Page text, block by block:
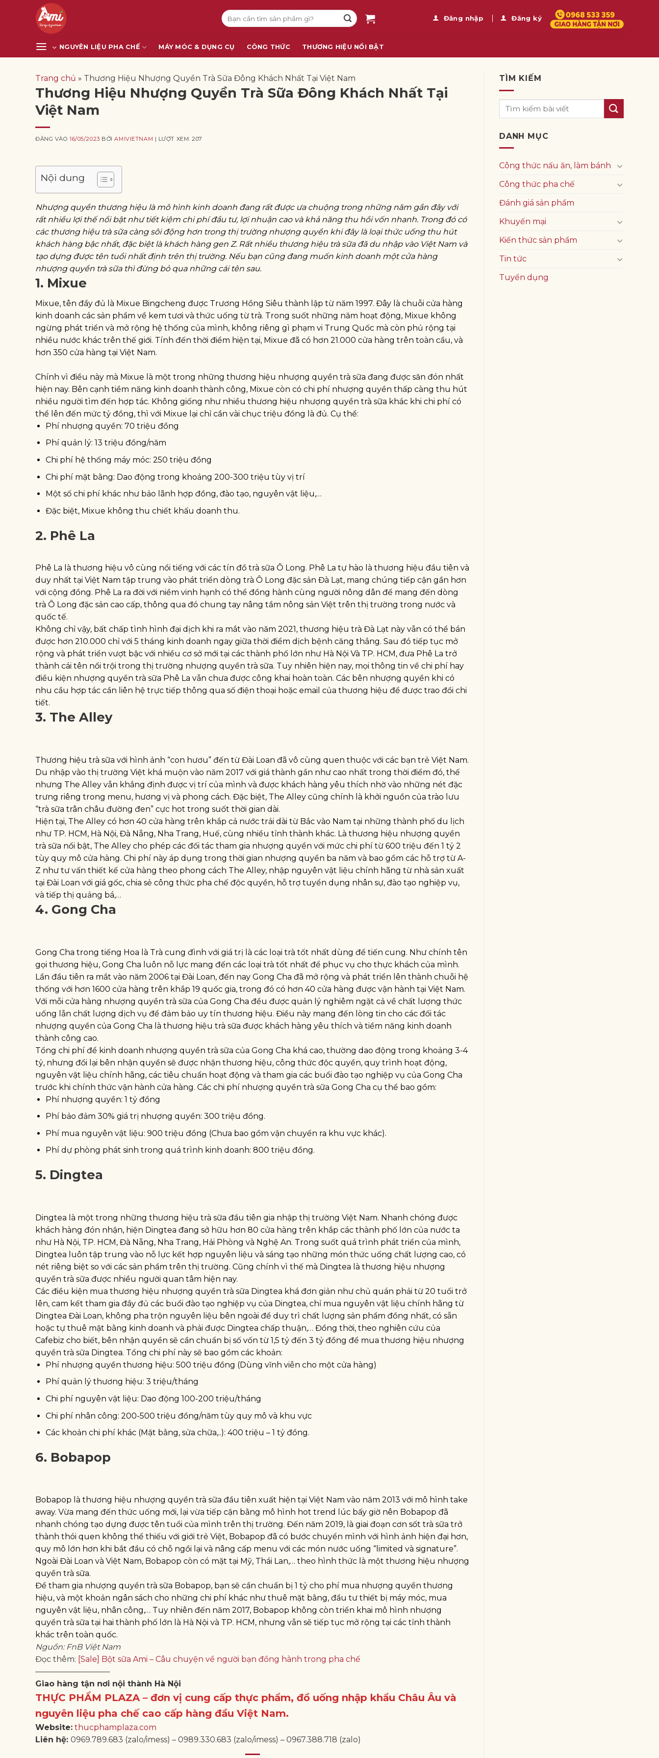
Tìm
kiếm:
Đăng nhập Đăng ký
NGUYÊN LIỆU PHA CHẾ MÁY MÓC & DỤNG CỤ CÔNG THỨC THƯƠNG HIỆU NỔI BẬT
Trang chủ » Thương Hiệu Nhượng Quyền Trà Sữa Đông Khách Nhất Tại Việt Nam
Thương Hiệu Nhượng Quyền Trà Sữa Đông Khách Nhất Tại
Việt Nam
ĐĂNG VÀO16/05/2023 BỞIAMIVIETNAM | LƯỢT XEM: 207
Nội dung
Nhượng quyền thương hiệu là mô hình kinh doanh đang rất được ưa chuộng trong những năm gần đây với
rất nhiều lợi thế nổi bật như tiết kiệm chi phí đầu tư, lợi nhuận cao và khả năng thu hồi vốn nhanh. Trong đó có
các thương hiệu trà sữa càng sôi động hơn trong thị trường nhượng quyền khi đây là loại thức uống thu hút
khách hàng bậc nhất, đặc biệt là khách hàng gen Z. Rất nhiều thương hiệu trà sữa đã du nhập vào Việt Nam và
tạo dựng được tên tuổi nhất định trên thị trường. Nếu bạn cũng đang muốn kinh doanh một cửa hàng
nhượng quyền trà sữa thì đừng bỏ qua những cái tên sau.
1. Mixue
Mixue, tên đầy đủ là Mixue Bingcheng được Trương Hồng Siêu thành lập từ năm 1997. Đây là chuỗi cửa hàng
kinh doanh các sản phẩm về kem tươi và thức uống từ trà. Trong suốt những năm hoạt động, Mixue không
ngừng phát triển và mở rộng hệ thống của mình, không riêng gì phạm vi Trung Quốc mà còn phủ rộng tại
nhiều nước khác trên thế giới. Tính đến thời điểm hiện tại, Mixue đã có hơn 21.000 cửa hàng trên toàn cầu, và
hơn 350 cửa hàng tại Việt Nam.
Chính vì điều này mà Mixue là một trong những thương hiệu nhượng quyền trà sữa đang được săn đón nhất
hiện nay. Bên cạnh tiềm năng kinh doanh thành công, Mixue còn có chi phí nhượng quyền thấp càng thu hút
nhiều người tìm đến hợp tác. Không giống như nhiều thương hiệu nhượng quyền trà sữa khác khi chi phí có
thể lên đến mức tỷ đồng, thì với Mixue lại chỉ cần vài chục triệu đồng là đủ. Cụ thể:
Phí nhượng quyền: 70 triệu đồng
Phí quản lý: 13 triệu đồng/năm
Chi phí hệ thống máy móc: 250 triệu đồng
Chi phí mặt bằng: Dao động trong khoảng 200-300 triệu tùy vị trí
Một số chi phí khác như bảo lãnh hợp đồng, đào tạo, nguyên vật liệu,…
Đặc biệt, Mixue không thu chiết khấu doanh thu.
2. Phê La
Phê La là thương hiệu vô cùng nổi tiếng với các tín đồ trà sữa Ô Long. Phê La tự hào là thương hiệu đầu tiên và
duy nhất tại Việt Nam tập trung vào phát triển dòng trà Ô Long đặc sản Đà Lạt, mang chúng tiếp cận gần hơn
với cộng đồng. Phê La ra đời với niềm vinh hạnh có thể đồng hành cùng người nông dân để mang đến dòng
trà Ô Long đặc sản cao cấp, thông qua đó chung tay nâng tầm nông sản Việt trên thị trường trong nước và
quốc tế.
Không chỉ vậy, bất chấp tình hình đại dịch khi ra mắt vào năm 2021, thương hiệu trà Đà Lạt này vẫn có thể bán
được hơn 210.000 chỉ với 5 tháng kinh doanh ngay giữa thời điểm dịch bệnh căng thẳng. Sau đó tiếp tục mở
rộng và phát triển vượt bậc với nhiều cơ sở mới tại các thành phố lớn như Hà Nội Và TP. HCM, đưa Phê La trở
thành cái tên nổi trội trong thị trường nhượng quyền trà sữa. Tuy nhiên hiện nay, mọi thông tin về chi phí hay
điều kiện nhượng quyền trà sữa Phê La vẫn chưa được công khai hoàn toàn. Các bên nhượng quyền khi có
nhu cầu hợp tác cần liên hệ trực tiếp thông qua số điện thoại hoặc email của thương hiệu để được trao đổi chi
tiết.
3. The Alley
Thương hiệu trà sữa với hình ảnh “con hươu” đến từ Đài Loan đã vô cùng quen thuộc với các bạn trẻ Việt Nam.
Du nhập vào thị trường Việt khá muộn vào năm 2017 với giá thành gần như cao nhất trong thời điểm đó, thế
nhưng The Alley vẫn khẳng định được vị trí của mình và được khách hàng yêu thích nhờ vào những nét đặc
trưng riêng trong menu, hương vị và phong cách. Đặc biệt, The Alley cũng chính là khởi nguồn của trào lưu
“trà sữa trân châu đường đen” cực hot trong suốt thời gian dài.
Hiện tại, The Alley có hơn 40 cửa hàng trên khắp cả nước trải dài từ Bắc vào Nam tại những thành phố du lịch
như TP. HCM, Hà Nội, Đà Nẵng, Nha Trang, Huế, cùng nhiều tỉnh thành khác. Là thương hiệu nhượng quyền
trà sữa nổi bật, The Alley cho phép các đối tác tham gia nhượng quyền với mức chi phí từ 600 triệu đến 1 tỷ 2
tùy quy mô cửa hàng. Chi phí này áp dụng trong thời gian nhượng quyền ba năm và bao gồm các hỗ trợ từ A-
Z như tư vấn thiết kế cửa hàng theo phong cách The Alley, nhập nguyên vật liệu chính hãng từ nhà sản xuất
tại Đài Loan với giá gốc, chia sẻ công thức pha chế độc quyền, hỗ trợ tuyển dụng nhân sự, đào tạo nghiệp vụ,
và tiếp thị quảng bá,…
4. Gong Cha
Gong Cha trong tiếng Hoa là Trà cung đình với giá trị là các loại trà tốt nhất dùng để tiến cung. Như chính tên
gọi thương hiệu, Gong Cha luôn nỗ lực mang đến các loại trà tốt nhất để phục vụ cho thực khách của mình.
Lần đầu tiên ra mắt vào năm 2006 tại Đài Loan, đến nay Gong Cha đã mở rộng và phát triển lên thành chuỗi hệ
thống với hơn 1600 cửa hàng trên khắp 19 quốc gia, trong đó có hơn 40 cửa hàng được vận hành tại Việt Nam.
Với mỗi cửa hàng nhượng quyền trà sữa của Gong Cha đều được quản lý nghiêm ngặt cả về chất lượng thức
uống lẫn chất lượng dịch vụ để đảm bảo uy tín thương hiệu. Điều này mang đến lòng tin cho các đối tác
nhượng quyền của Gong Cha là thương hiệu trà sữa được khách hàng yêu thích và tiềm năng kinh doanh
thành công cao.
Tổng chi phí để kinh doanh nhượng quyền trà sữa của Gong Cha khá cao, thường dao động trong khoảng 3-4
tỷ, nhưng đổi lại bên nhận quyền sẽ được nhận thương hiệu, công thức độc quyền, quy trình hoạt động,
nguyên vật liệu chính hãng, các tiêu chuẩn hoạt động và tham gia các buổi đào tạo nghiệp vụ của Gong Cha
trước khi chính thức vận hành cửa hàng. Các chi phí nhượng quyền trà sữa Gong Cha cụ thể bao gồm:
Phí nhượng quyền: 1 tỷ đồng
Phí bảo đảm 30% giá trị nhượng quyền: 300 triệu đồng.
Phí mua nguyên vật liệu: 900 triệu đồng (Chưa bao gồm vận chuyển ra khu vực khác).
Phí dự phòng phát sinh trong quá trình kinh doanh: 800 triệu đồng.
5. Dingtea
Dingtea là một trong những thương hiệu trà sữa đầu tiên gia nhập thị trường Việt Nam. Nhanh chóng được
khách hàng đón nhận, hiện Dingtea đang sở hữu hơn 80 cửa hàng trên khắp các thành phố lớn của nước ta
như Hà Nội, TP. HCM, Đà Nẵng, Nha Trang, Hải Phòng và Nghệ An. Trong suốt quá trình phát triển của mình,
Dingtea luôn tập trung vào nỗ lực kết hợp nguyên liệu và sáng tạo những món thức uống chất lượng cao, có
nét riêng biệt so với các sản phẩm trên thị trường. Cũng chính vì thế mà Dingtea là thương hiệu nhượng
quyền trà sữa được nhiều người quan tâm hiện nay.
Các điều kiện mua thương hiệu nhượng quyền trà sữa Dingtea khá đơn giản như chủ quán phải từ 20 tuổi trở
lên, cam kết tham gia đầy đủ các buổi đào tạo nghiệp vụ của Dingtea, chỉ mua nguyên vật liệu chính hãng từ
Dingtea Đài Loan, không pha trộn nguyên liệu bên ngoài để duy trì chất lượng sản phẩm đồng nhất, có sẵn
hoặc tự thuê mặt bằng kinh doanh và phải được Dingtea chấp thuận,… Đồng thời, theo nghiên cứu của
Cafebiz cho biết, bên nhận quyền sẽ cần chuẩn bị số vốn từ 1,5 tỷ đến 3 tỷ đồng để mua thương hiệu nhượng
quyền trà sữa Dingtea. Tổng chi phí này sẽ bao gồm các khoản:
Phí nhượng quyền thương hiệu: 500 triệu đồng (Dùng vĩnh viễn cho một cửa hàng)
Phí quản lý thương hiệu: 3 triệu/tháng
Chi phí nguyên vật liệu: Dao động 100-200 triệu/tháng
Chi phí nhân công: 200-500 triệu đồng/năm tùy quy mô và khu vực
Các khoản chi phí khác (Mặt bằng, sửa chữa,..): 400 triệu – 1 tỷ đồng.
6. Bobapop
Bobapop là thương hiệu nhượng quyền trà sữa đầu tiên xuất hiện tại Việt Nam vào năm 2013 với mô hình take
away. Vừa mang đến thức uống mới, lại vừa tiếp cận bằng mô hình hot trend lúc bấy giờ nên Bobapop đã
nhanh chóng tạo dựng được tên tuổi của mình trên thị trường. Đến năm 2019, là giai đoạn cơn sốt trà sữa trở
thành thói quen không thể thiếu với giới trẻ Việt, Bobapop đã có bước chuyển mình với hình ảnh hiện đại hơn,
quy mô lớn hơn khi bắt đầu có chỗ ngồi lại và nâng cấp menu với các món nước uống “limited và signature”.
Ngoài Đài Loan và Việt Nam, Bobapop còn có mặt tại Mỹ, Thái Lan,… theo hình thức là một thương hiệu nhượng
quyền trà sữa.
Để tham gia nhượng quyền trà sữa Bobapop, bạn sẽ cần chuẩn bị 1 tỷ cho phí mua nhượng quyền thương
hiệu, và một khoản ngân sách cho những chi phí khác như thuê mặt bằng, đầu tư thiết bị máy móc, mua
nguyên vật liệu, nhân công,… Tuy nhiên đến năm 2017, Bobapop không còn triển khai mô hình nhượng
quyền trà sữa tại hai thành phố lớn là Hà Nội và TP. HCM, nhưng vẫn sẽ tiếp tục mở rộng tại các tỉnh thành
khác trên toàn quốc.
Nguồn: FnB Việt Nam
Đọc thêm: [Sale] Bột sữa Ami – Câu chuyện về người bạn đồng hành trong pha chế
—————————–
Giao hàng tận nơi nội thành Hà Nội
THỰC PHẨM PLAZA – đơn vị cung cấp thực phẩm, đồ uống nhập khẩu Châu Âu và
nguyên liệu pha chế cao cấp hàng đầu Việt Nam.
Website: thucphamplaza.com
Liên hệ: 0969.789.683 (zalo/imess) – 0989.330.683 (zalo/imess) – 0967.388.718 (zalo)
TÌM KIẾM
DANH MỤC
Công thức nấu ăn, làm bánh
Công thức pha chế
Đánh giá sản phẩm
Khuyến mại
Kiến thức sản phẩm
Tin tức
Tuyển dụng